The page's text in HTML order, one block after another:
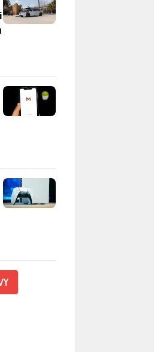
Gmailu, zlobí se
Konzolí by měl být dostatek,